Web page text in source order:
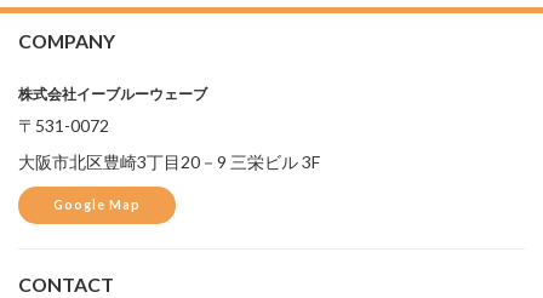
COMPANY
株式会社イーブルーウェーブ
〒531-0072
大阪市北区豊崎3丁目20－9 三栄ビル 3F
Google Map
CONTACT